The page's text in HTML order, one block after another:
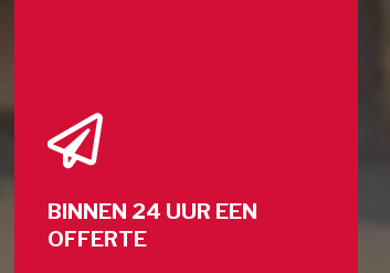
BINNEN 24 UUR EEN
OFFERTE